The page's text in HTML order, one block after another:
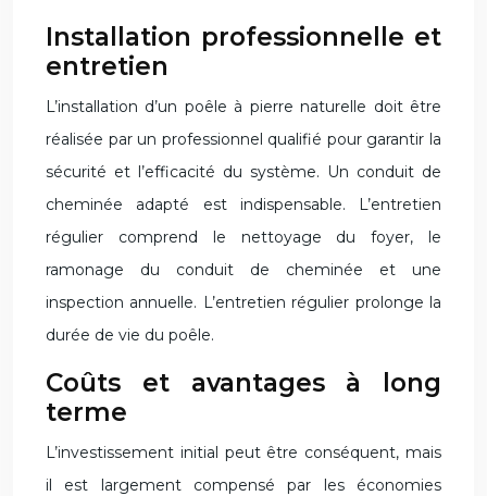
Installation professionnelle et
entretien
L’installation d’un poêle à pierre naturelle doit être
réalisée par un professionnel qualifié pour garantir la
sécurité et l’efficacité du système. Un conduit de
cheminée adapté est indispensable. L’entretien
régulier comprend le nettoyage du foyer, le
ramonage du conduit de cheminée et une
inspection annuelle. L’entretien régulier prolonge la
durée de vie du poêle.
Coûts et avantages à long
terme
L’investissement initial peut être conséquent, mais
il est largement compensé par les économies